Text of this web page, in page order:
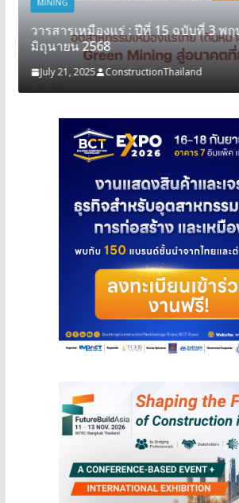
MINING
วารสารเหมืองแร่ : ปีที่ 15 ฉบับที่ 3 พ
มิถุนายน 2568
July 21, 2025 ConstructionThailand